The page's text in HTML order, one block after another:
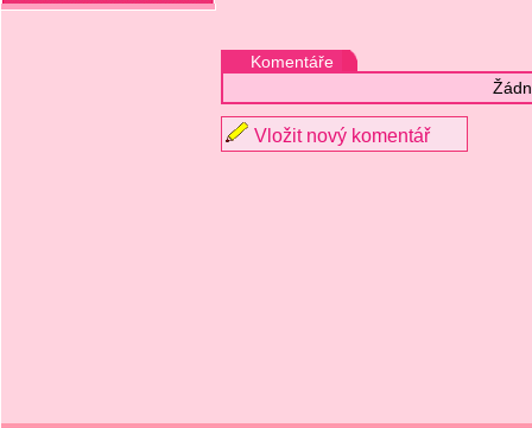
Komentáře
Vložit nový komentář